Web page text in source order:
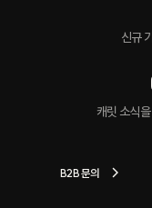
신규
캐릿 소식
B2B 문의